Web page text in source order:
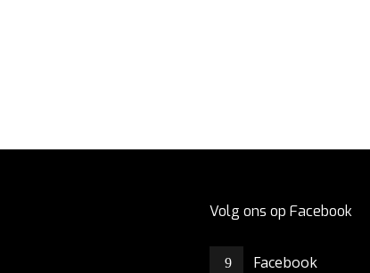
Volg ons op Facebook
Facebook